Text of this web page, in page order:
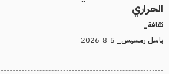
الحراري
ثقافة_
باسل رمسيس_